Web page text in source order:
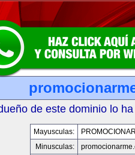
de este dominio lo
Mayusculas:
Minusculas: